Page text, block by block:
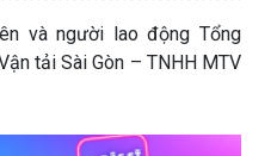
và người lao động Tổng
tải Sài Gòn – TNHH MTV